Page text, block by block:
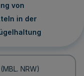
von
in der
NRW)